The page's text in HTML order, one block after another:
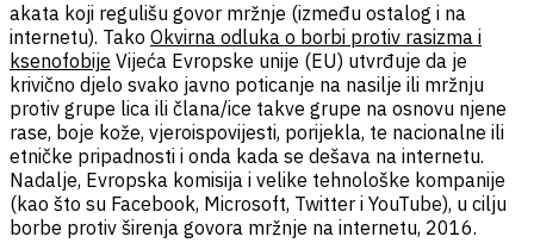
akata koji regulišu govor mržnje (između ostalog i na
internetu). Tako Okvirna odluka o borbi protiv rasizma i
ksenofobije Vijeća Evropske unije (EU) utvrđuje da je
krivično djelo svako javno poticanje na nasilje ili mržnju
protiv grupe lica ili člana/ice takve grupe na osnovu njene
rase, boje kože, vjeroispovijesti, porijekla, te nacionalne ili
etničke pripadnosti i onda kada se dešava na internetu.
Nadalje, Evropska komisija i velike tehnološke kompanije
(kao što su Facebook, Microsoft, Twitter i YouTube), u cilju
borbe protiv širenja govora mržnje na internetu, 2016.